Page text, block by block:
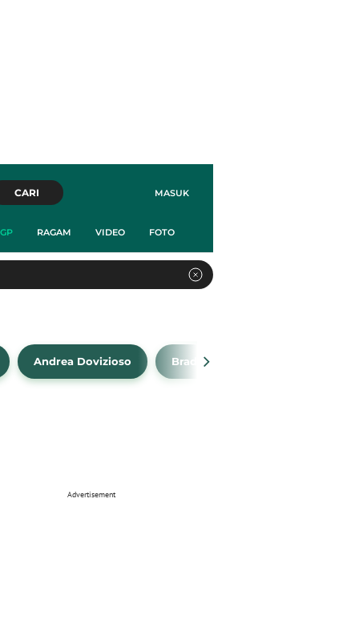
MASUK
CARI
RAGAM VIDEO FOTO
Andrea Dovizioso Brad Binder
Advertisement